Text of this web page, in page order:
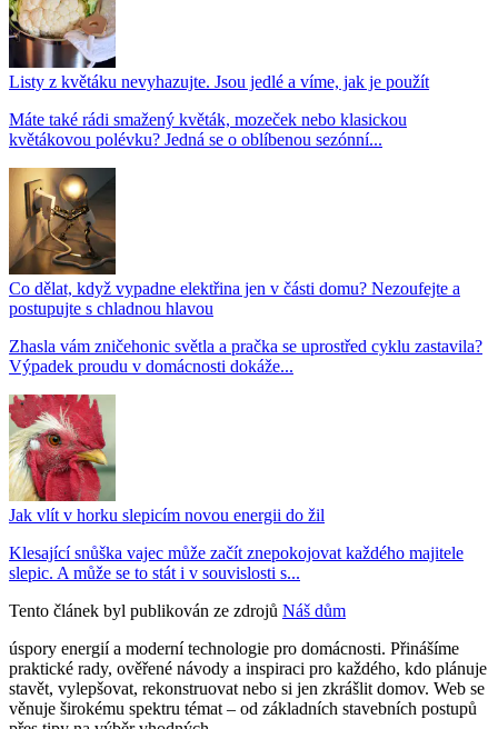
Listy z květáku nevyhazujte. Jsou jedlé a víme, jak je použít
Máte také rádi smažený květák, mozeček nebo klasickou
květákovou polévku? Jedná se o oblíbenou sezónní...
Co dělat, když vypadne elektřina jen v části domu? Nezoufejte a
postupujte s chladnou hlavou
Zhasla vám zničehonic světla a pračka se uprostřed cyklu zastavila?
Výpadek proudu v domácnosti dokáže...
Jak vlít v horku slepicím novou energii do žil
Klesající snůška vajec může začít znepokojovat každého majitele
slepic. A může se to stát i v souvislosti s...
Tento článek byl publikován ze zdrojů Náš dům
úspory energií a moderní technologie pro domácnosti. Přinášíme
praktické rady, ověřené návody a inspiraci pro každého, kdo plánuje
stavět, vylepšovat, rekonstruovat nebo si jen zkrášlit domov. Web se
věnuje širokému spektru témat – od základních stavebních postupů